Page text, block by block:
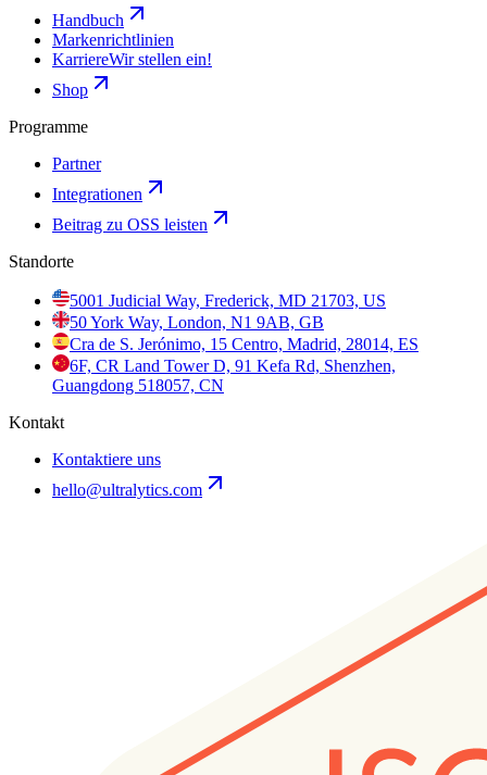
Handbuch
Markenrichtlinien
KarriereWir stellen ein!
Shop
Programme
Partner
Integrationen
Beitrag zu OSS leisten
Standorte
5001 Judicial Way, Frederick, MD 21703, US
50 York Way, London, N1 9AB, GB
Cra de S. Jerónimo, 15 Centro, Madrid, 28014, ES
6F, CR Land Tower D, 91 Kefa Rd, Shenzhen,
Guangdong 518057, CN
Kontakt
Kontaktiere uns
hello@ultralytics.com